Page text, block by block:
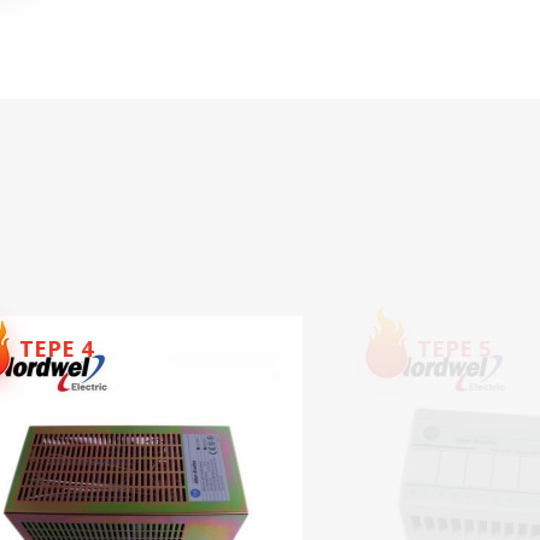
DETAYLARI GÖSTER
Giriş Modülü
DETAYLARI GÖSTER
TEPE 5